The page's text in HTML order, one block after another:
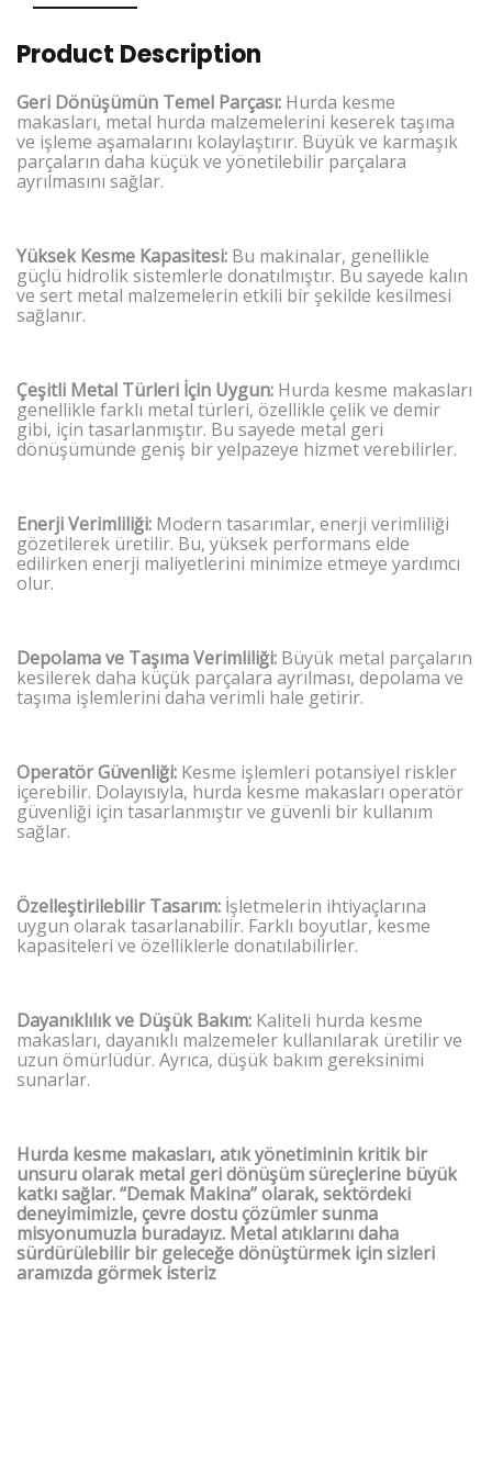
Product Description
Geri Dönüşümün Temel Parçası: Hurda kesme
makasları, metal hurda malzemelerini keserek taşıma
ve işleme aşamalarını kolaylaştırır. Büyük ve karmaşık
parçaların daha küçük ve yönetilebilir parçalara
ayrılmasını sağlar.
Yüksek Kesme Kapasitesi: Bu makinalar, genellikle
güçlü hidrolik sistemlerle donatılmıştır. Bu sayede kalın
ve sert metal malzemelerin etkili bir şekilde kesilmesi
sağlanır.
Çeşitli Metal Türleri İçin Uygun: Hurda kesme makasları
genellikle farklı metal türleri, özellikle çelik ve demir
gibi, için tasarlanmıştır. Bu sayede metal geri
dönüşümünde geniş bir yelpazeye hizmet verebilirler.
Enerji Verimliliği: Modern tasarımlar, enerji verimliliği
gözetilerek üretilir. Bu, yüksek performans elde
edilirken enerji maliyetlerini minimize etmeye yardımcı
olur.
Depolama ve Taşıma Verimliliği: Büyük metal parçaların
kesilerek daha küçük parçalara ayrılması, depolama ve
taşıma işlemlerini daha verimli hale getirir.
Operatör Güvenliği: Kesme işlemleri potansiyel riskler
içerebilir. Dolayısıyla, hurda kesme makasları operatör
güvenliği için tasarlanmıştır ve güvenli bir kullanım
sağlar.
Özelleştirilebilir Tasarım: İşletmelerin ihtiyaçlarına
uygun olarak tasarlanabilir. Farklı boyutlar, kesme
kapasiteleri ve özelliklerle donatılabilirler.
Dayanıklılık ve Düşük Bakım: Kaliteli hurda kesme
makasları, dayanıklı malzemeler kullanılarak üretilir ve
uzun ömürlüdür. Ayrıca, düşük bakım gereksinimi
sunarlar.
Hurda kesme makasları, atık yönetiminin kritik bir
unsuru olarak metal geri dönüşüm süreçlerine büyük
katkı sağlar. “Demak Makina” olarak, sektördeki
deneyimimizle, çevre dostu çözümler sunma
misyonumuzla buradayız. Metal atıklarını daha
sürdürülebilir bir geleceğe dönüştürmek için sizleri
aramızda görmek isteriz